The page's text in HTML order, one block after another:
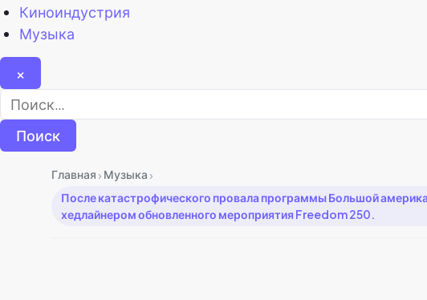
Киноиндустрия
Музыка
×
Найти:
Главная › Музыка ›
После катастрофического провала программы Большой
хедлайнером обновленного мероприятия Freedom 250.